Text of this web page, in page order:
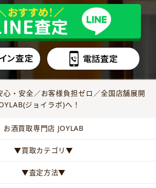
心・安全／お客様負担ゼロ／全国店舗展開
ジョイラボ)へ！
お酒買取専門店 JOYLAB
▼買取カテゴリ▼
▼査定方法▼